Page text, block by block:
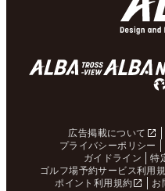
広告掲載について
プライバシーポリシー
ガイドライン
特
ゴルフ場予約サービス利用
ポイント利用規約
お